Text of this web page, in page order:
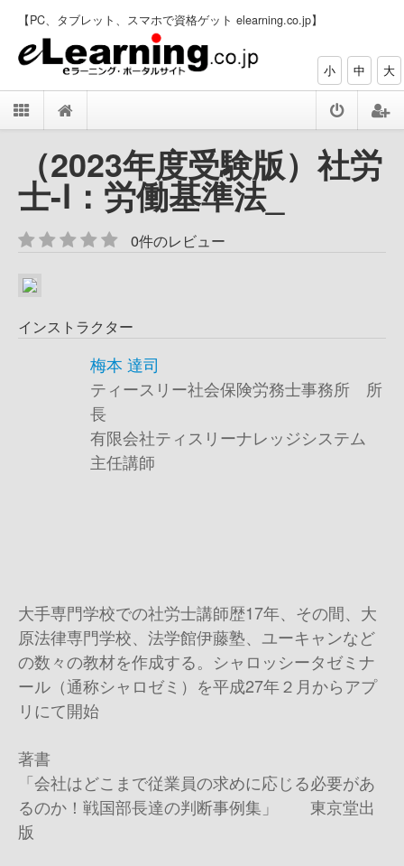
【PC、タブレット、スマホで資格ゲット elearning.co.jp】
小 中 大
（2023年度受験版）社労
士-Ⅰ：労働基準法_
0件のレビュー
インストラクター
梅本 達司
ティースリー社会保険労務士事務所 所
長
有限会社ティスリーナレッジシステム
主任講師
大手専門学校での社労士講師歴17年、その間、大
原法律専門学校、法学館伊藤塾、ユーキャンなど
の数々の教材を作成する。シャロッシータゼミナ
ール（通称シャロゼミ）を平成27年２月からアプ
リにて開始
著書
「会社はどこまで従業員の求めに応じる必要があ
るのか！戦国部長達の判断事例集」 東京堂出
版